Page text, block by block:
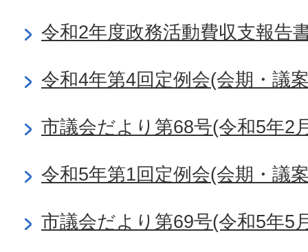
令和2年度政務活動費収支報告
令和4年第4回定例会(会期・議
市議会だより第68号(令和5年2
令和5年第1回定例会(会期・議
市議会だより第69号(令和5年5